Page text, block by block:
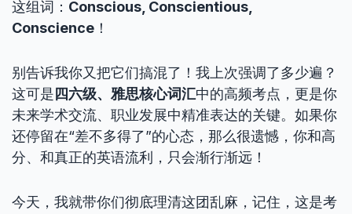
这组词： Conscious, Conscientious,
Conscience ！
别告诉我你又把它们搞混了！我上次强调了多少遍？
这可是 四六级、雅思核心词汇中的高频考点，更是你
未来学术交流、职业发展中精准表达的关键。如果你
还停留在“差不多得了”的心态，那么很遗憾，你和高
分、和真正的英语流利，只会渐行渐远！
今天，我就带你们彻底理清这团乱麻，记住，这是考